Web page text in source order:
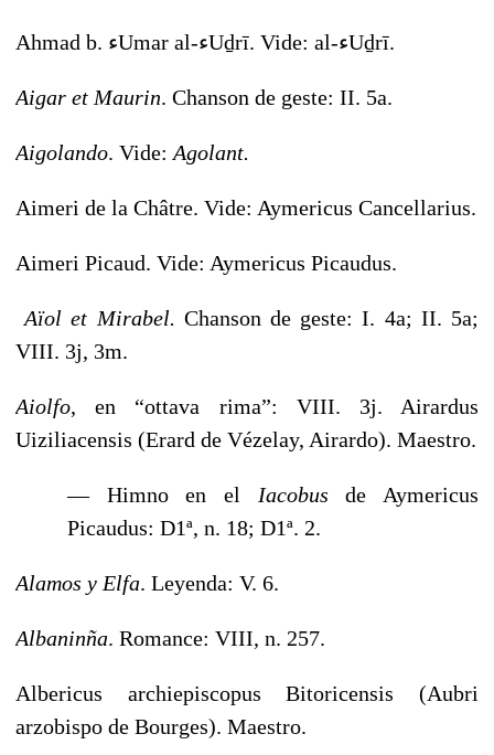
Ahmad b. ءUmar al-ءUḏrī. Vide: al-ءUḏrī.
Aigar et Maurin. Chanson de geste: II. 5a.
Aigolando. Vide: Agolant.
Aimeri de la Châtre. Vide: Aymericus Cancellarius.
Aimeri Picaud. Vide: Aymericus Picaudus.
Aïol et Mirabel. Chanson de geste: I. 4a; II. 5a;
VIII. 3j, 3m.
Aiolfo, en “ottava rima”: VIII. 3j. Airardus
Uiziliacensis (Erard de Vézelay, Airardo). Maestro.
— Himno en el Iacobusde Aymericus
Picaudus: D1ª, n. 18; D1ª. 2.
Alamos y Elfa. Leyenda: V. 6.
Albaninña. Romance: VIII, n. 257.
Albericus archiepiscopus Bitoricensis (Aubri
arzobispo de Bourges). Maestro.